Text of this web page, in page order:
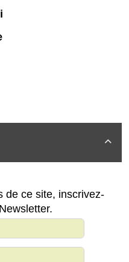

de ce site, inscrivez-